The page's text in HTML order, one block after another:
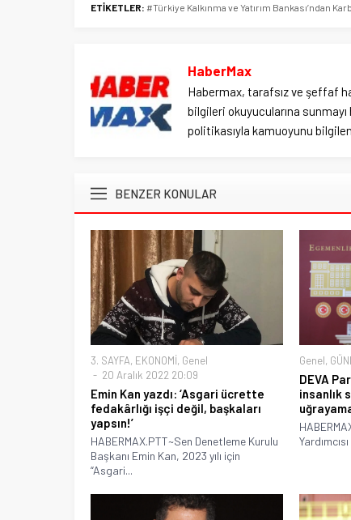
ETİKETLER: #Türkiye Kalkınma ve Yatırım Bankası’ndan
HaberMax
Habermax, tarafsız ve şeffaf
bilgileri okuyucularına
politikasıyla kamuoyunu
BENZER KONULAR
3. SAYFA, EKONOMİ, Genel
20 Aralık 2022 20:09
Emin Kan yazdı: ‘Asgari ücrette
fedakârlığı işçi değil, başkaları
yapsın!’
HABERMAX.PTT~Sen Denetleme Kurulu
Başkanı Emin Kan, 2023 yılı için
“Asgari...
Genel,
DEVA
insanlık